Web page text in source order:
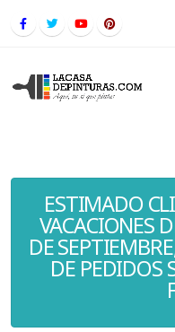
ESTIMADO
VACACIONES
DE
DE PEDIDOS